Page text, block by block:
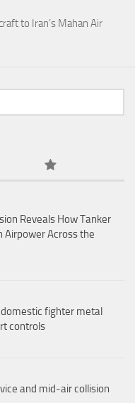
to Iran’s Mahan Air
Reveals How Tanker
Airpower Across the
fighter metal
controls
and mid-air collision